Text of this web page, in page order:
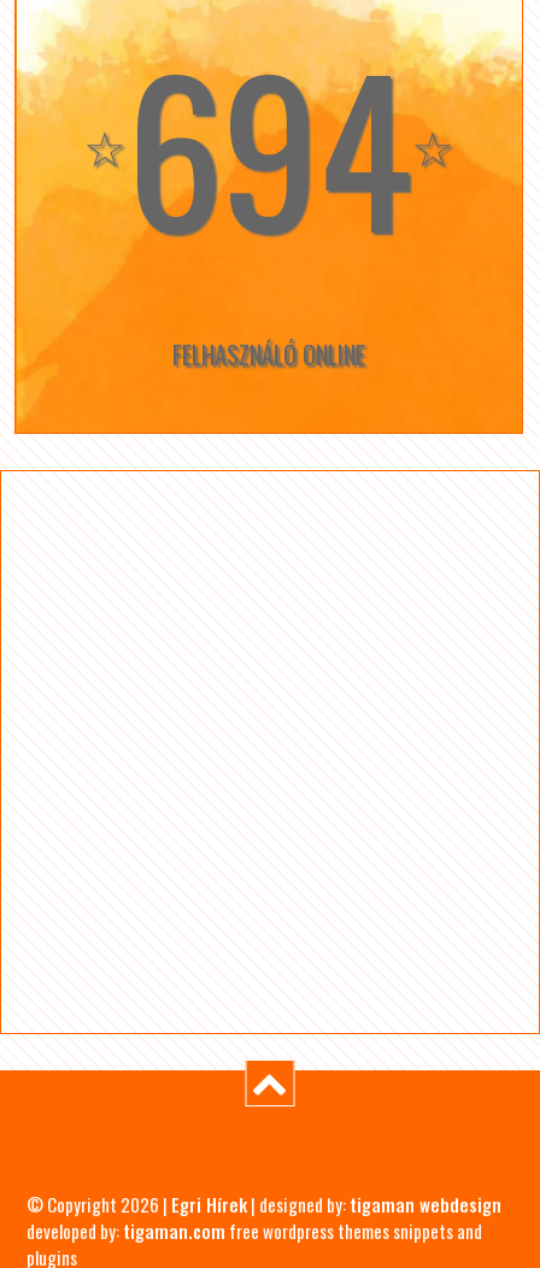
☆694☆
FELHASZNÁLÓ ONLINE
© Copyright 2026 | Egri Hírek| designed by:tigaman webdesign
developed by:tigaman.com free wordpress themes snippets and
plugins